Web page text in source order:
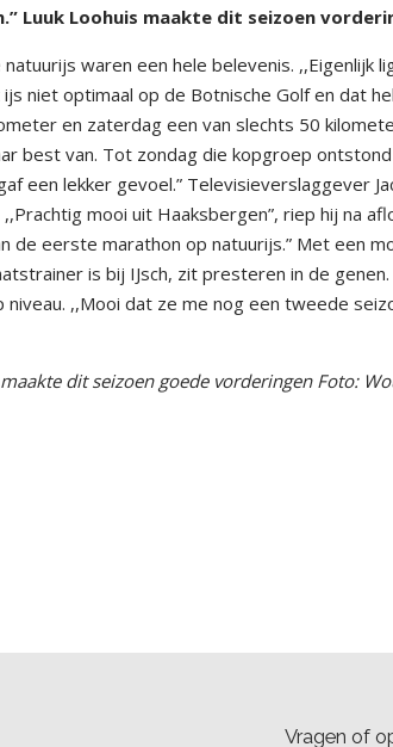
Luuk Loohuis maakte dit seizoen
waren een hele belevenis. ,,Eigenlijk
niet optimaal op de Botnische Golf en dat
en zaterdag een van slechts 50
best van. Tot zondag die kopgroep
een lekker gevoel.” Televisieverslaggever
mooi uit Haaksbergen”, riep hij na
de eerste marathon op natuurijs.” Met een
is bij IJsch, zit presteren in de
,,Mooi dat ze me nog een tweede
dit seizoen goede vorderingen Foto:
Vragen of